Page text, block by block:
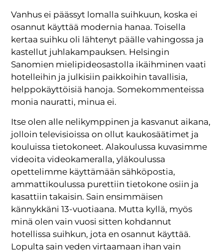
Vanhus ei päässyt lomalla suihkuun, koska ei
osannut käyttää modernia hanaa. Toisella
kertaa suihku oli lähtenyt päälle vahingossa ja
kastellut juhlakampauksen. Helsingin
Sanomien mielipideosastolla ikäihminen vaati
hotelleihin ja julkisiin paikkoihin tavallisia,
helppokäyttöisiä hanoja. Somekommenteissa
monia nauratti, minua ei.
Itse olen alle nelikymppinen ja kasvanut aikana,
jolloin televisioissa on ollut kaukosäätimet ja
kouluissa tietokoneet. Alakoulussa kuvasimme
videoita videokameralla, yläkoulussa
opettelimme käyttämään sähköpostia,
ammattikoulussa purettiin tietokone osiin ja
kasattiin takaisin. Sain ensimmäisen
kännykkäni 13-vuotiaana. Mutta kyllä, myös
minä olen vain vuosi sitten kohdannut
hotellissa suihkun, jota en osannut käyttää.
Lopulta sain veden virtaamaan ihan vain